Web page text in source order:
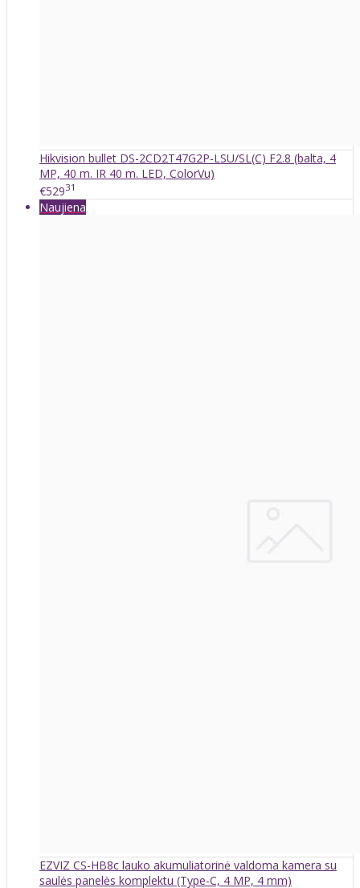
Hikvision bullet DS-2CD2T47G2P-LSU/SL(C) F2.8 (balta, 4
MP, 40 m. IR 40 m. LED, ColorVu)
€52931
Naujiena
EZVIZ CS-HB8c lauko akumuliatorinė valdoma kamera su
saulės panelės komplektu (Type-C, 4 MP, 4 mm)